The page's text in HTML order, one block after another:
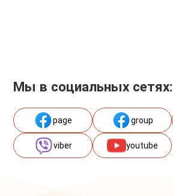
Мы в социальных сетях:
page group
viber youtube